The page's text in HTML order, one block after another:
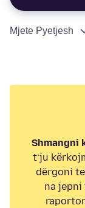
Mjete Pyetjesh
Shmangni
t’ju
dërgoni
na jepni